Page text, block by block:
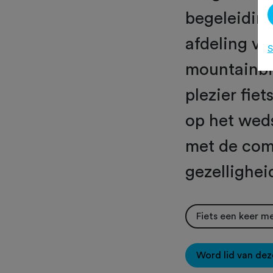
afdeling
plezier
op het
met de
Fiets een keer
Word lid van